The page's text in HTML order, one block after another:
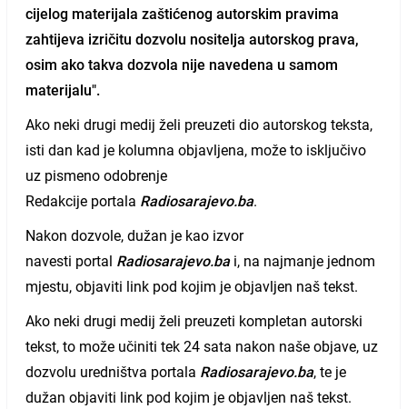
cijelog materijala zaštićenog autorskim pravima
zahtijeva izričitu dozvolu nositelja autorskog prava,
osim ako takva dozvola nije navedena u samom
materijalu".
Ako neki drugi medij želi preuzeti dio autorskog teksta,
isti dan kad je kolumna objavljena, može to isključivo
uz pismeno odobrenje
Redakcije portala Radiosarajevo.ba.
Nakon dozvole, dužan je kao izvor
navesti portal Radiosarajevo.bai, na najmanje jednom
mjestu, objaviti link pod kojim je objavljen naš tekst.
Ako neki drugi medij želi preuzeti kompletan autorski
tekst, to može učiniti tek 24 sata nakon naše objave, uz
dozvolu uredništva portala Radiosarajevo.ba, te je
dužan objaviti link pod kojim je objavljen naš tekst.